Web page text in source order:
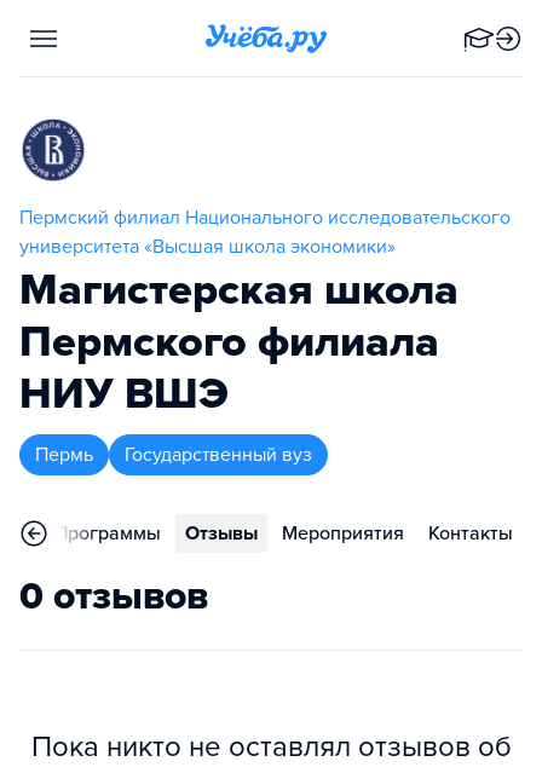
Пермский филиал Национального исследовательского
университета «Высшая школа экономики»
Магистерская школа
Пермского филиала
НИУ ВШЭ
Пермь Государственный вуз
Программы Отзывы Мероприятия Контакты
0 отзывов
Пока никто не оставлял отзывов об